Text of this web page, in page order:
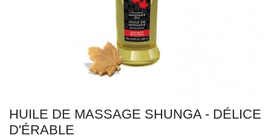
HUILE DE MASSAGE SHUNGA - DÉLICE
D'ÉRABLE